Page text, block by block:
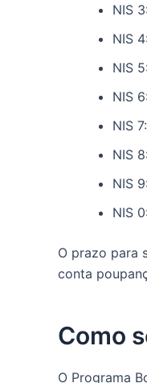
NIS
NIS
NIS
NIS
NIS
NIS
NIS
NIS
O prazo para
conta
Como
O Programa